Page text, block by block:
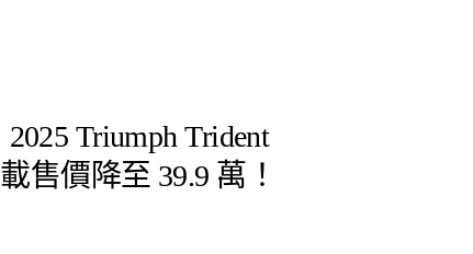
Triumph Trident
售價降至 39.9 萬！